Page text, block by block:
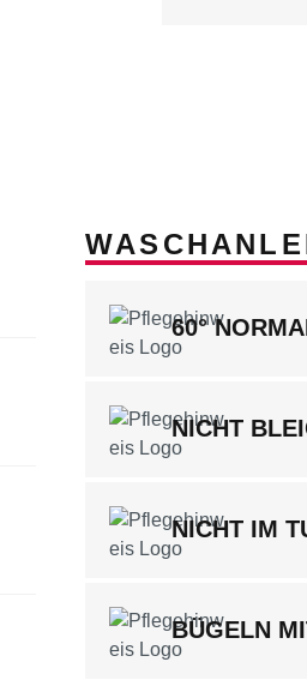
60°
NICHT
NICHT IM
BÜGELN